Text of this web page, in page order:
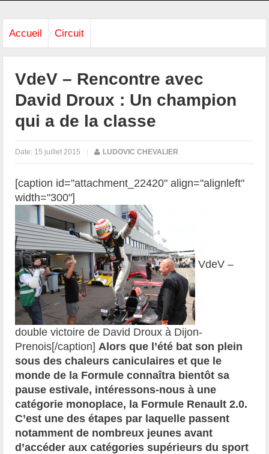
Accueil Circuit
VdeV – Rencontre avec
David Droux : Un champion
qui a de la classe
Date: 15 juillet 2015 | LUDOVIC CHEVALIER
[caption id="attachment_22420" align="alignleft"
width="300"]
VdeV –
double victoire de David Droux à Dijon-
Prenois[/caption] Alors que l’été bat son plein
sous des chaleurs caniculaires et que le
monde de la Formule connaîtra bientôt sa
pause estivale, intéressons-nous à une
catégorie monoplace, la Formule Renault 2.0.
C’est une des étapes par laquelle passent
notamment de nombreux jeunes avant
d’accéder aux catégories supérieurs du sport